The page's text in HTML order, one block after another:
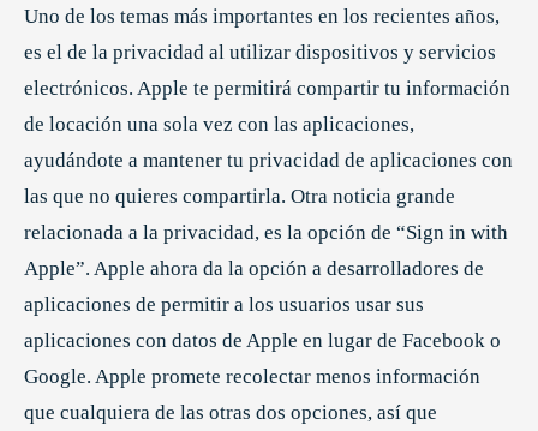
Uno de los temas más importantes en los recientes años,
es el de la privacidad al utilizar dispositivos y servicios
electrónicos. Apple te permitirá compartir tu información
de locación una sola vez con las aplicaciones,
ayudándote a mantener tu privacidad de aplicaciones con
las que no quieres compartirla. Otra noticia grande
relacionada a la privacidad, es la opción de “Sign in with
Apple”. Apple ahora da la opción a desarrolladores de
aplicaciones de permitir a los usuarios usar sus
aplicaciones con datos de Apple en lugar de Facebook o
Google. Apple promete recolectar menos información
que cualquiera de las otras dos opciones, así que